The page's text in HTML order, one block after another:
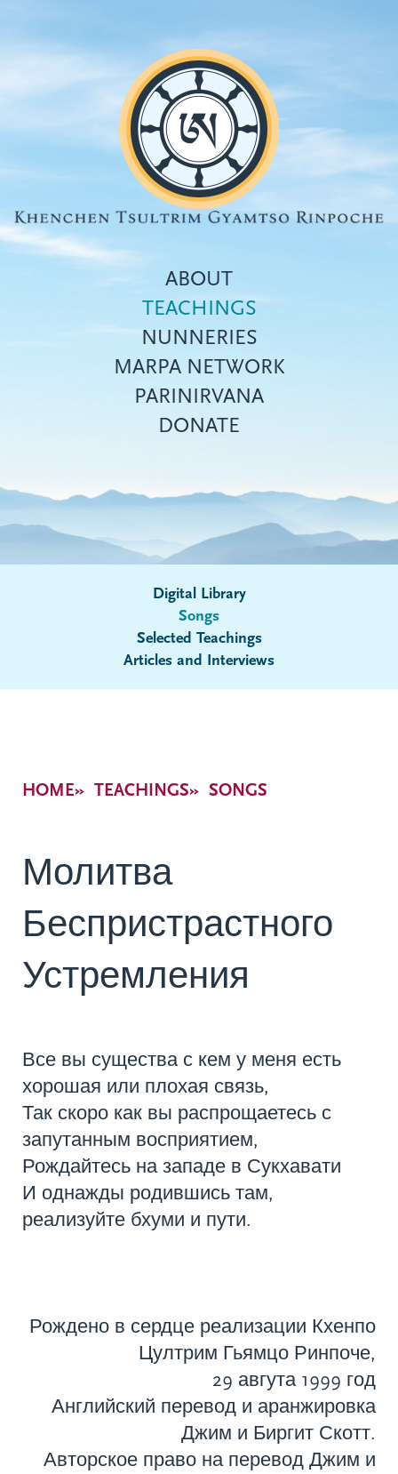
Top
menu
ABOUT
TEACHINGS
NUNNERIES
MARPA NETWORK
PARINIRVANA
DONATE
Submenu
Digital Library
Songs
Selected Teachings
Articles and Interviews
Breadcrumb
HOME TEACHINGS SONGS
Молитва
Беспристрастного
Устремления
Все вы существа с кем у меня есть
хорошая или плохая связь,
Так скоро как вы распрощаетесь с
запутанным восприятием,
Рождайтесь на западе в Сукхавати
И однажды родившись там,
реализуйте бхуми и пути.
Рождено в сердце реализации Кхенпо
Цултрим Гьямцо Ринпоче,
29 авгута 1999 год
Английский перевод и аранжировка
Джим и Биргит Скотт.
Авторское право на перевод Джим и